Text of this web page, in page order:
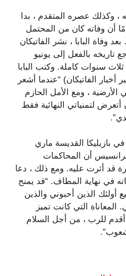
وكذلك عصره المتقدم ، بدا
أن وفاته كان من المحتمل
وفاة البابا ، نشر الفاتيكان
تاريخه بالفعل إلى يونيو
ثلاث سنوات كاملة. وكتب البابا
الفاتيكان) “عندما أشعر
، ومع الأمل الحازم
أتعرض لتمنياتي النهائية فقط
بازيليكا القديسة ماري
أن المحاكمات
قد أثرت عليه. ومع ذلك ، دعا
في نهاية المطاف. “قد يمنح
أولئك الذين أحبوني والذين
التي كانت تميز
أقدم للرب ، من أجل السلام